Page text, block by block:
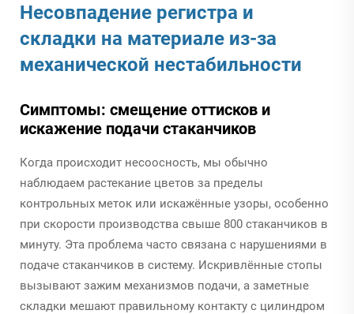
Несовпадение регистра и
складки на материале из-за
механической нестабильности
Симптомы: смещение оттисков и
искажение подачи стаканчиков
Когда происходит несоосность, мы обычно
наблюдаем растекание цветов за пределы
контрольных меток или искажённые узоры, особенно
при скорости производства свыше 800 стаканчиков в
минуту. Эта проблема часто связана с нарушениями в
подаче стаканчиков в систему. Искривлённые стопы
вызывают зажим механизмов подачи, а заметные
складки мешают правильному контакту с цилиндром